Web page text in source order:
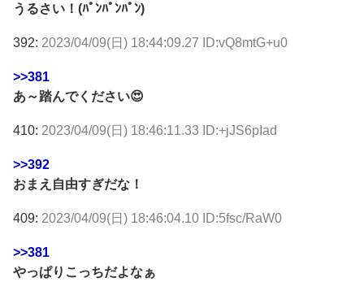
うるさい！(ﾊﾟﾝﾊﾟﾝﾊﾟﾝ)
392: 2023/04/09(日) 18:44:09.27 ID:vQ8mtG+u0
>>381
あ～踏んでください😍
410: 2023/04/09(日) 18:46:11.33 ID:+jJS6pIad
>>392
おまえ自由すぎだな！
409: 2023/04/09(日) 18:46:04.10 ID:5fsc/RaW0
>>381
やっぱりこっちだよなぁ